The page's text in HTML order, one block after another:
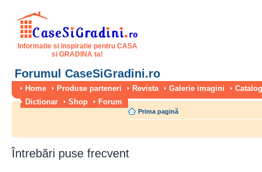
Informatie si inspiratie pentru CASA
si GRADINA ta!
Forumul CaseSiGradini.ro
Home Produse parteneri Revista Galerie imagini
Dictionar
Shop Forum
Prima pagină
Întrebări puse frecvent